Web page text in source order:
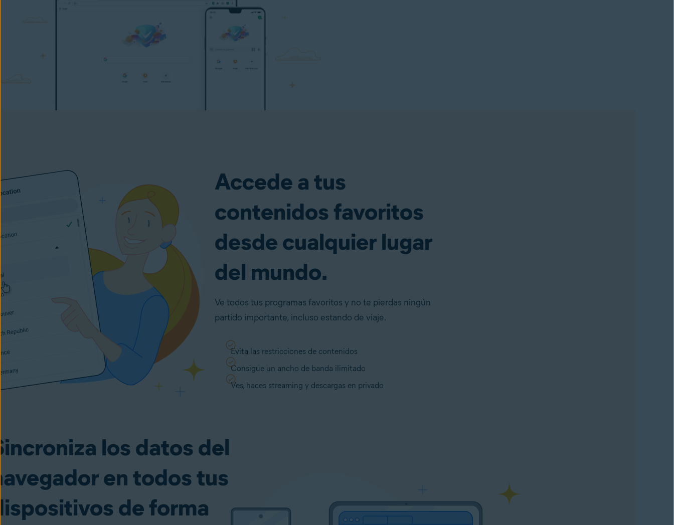
Accede a tus
contenidos favoritos
desde cualquier lugar
del mundo.
Ve todos tus programas favoritos y no te pierdas ningún
partido importante, incluso estando de viaje.
Evita las restricciones de contenidos
Consigue un ancho de banda ilimitado
Ves, haces streaming y descargas en privado
los datos del
en todos tus
de forma